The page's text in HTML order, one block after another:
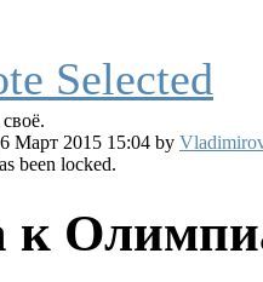
Март 2015 15:04 by
been locked.
к